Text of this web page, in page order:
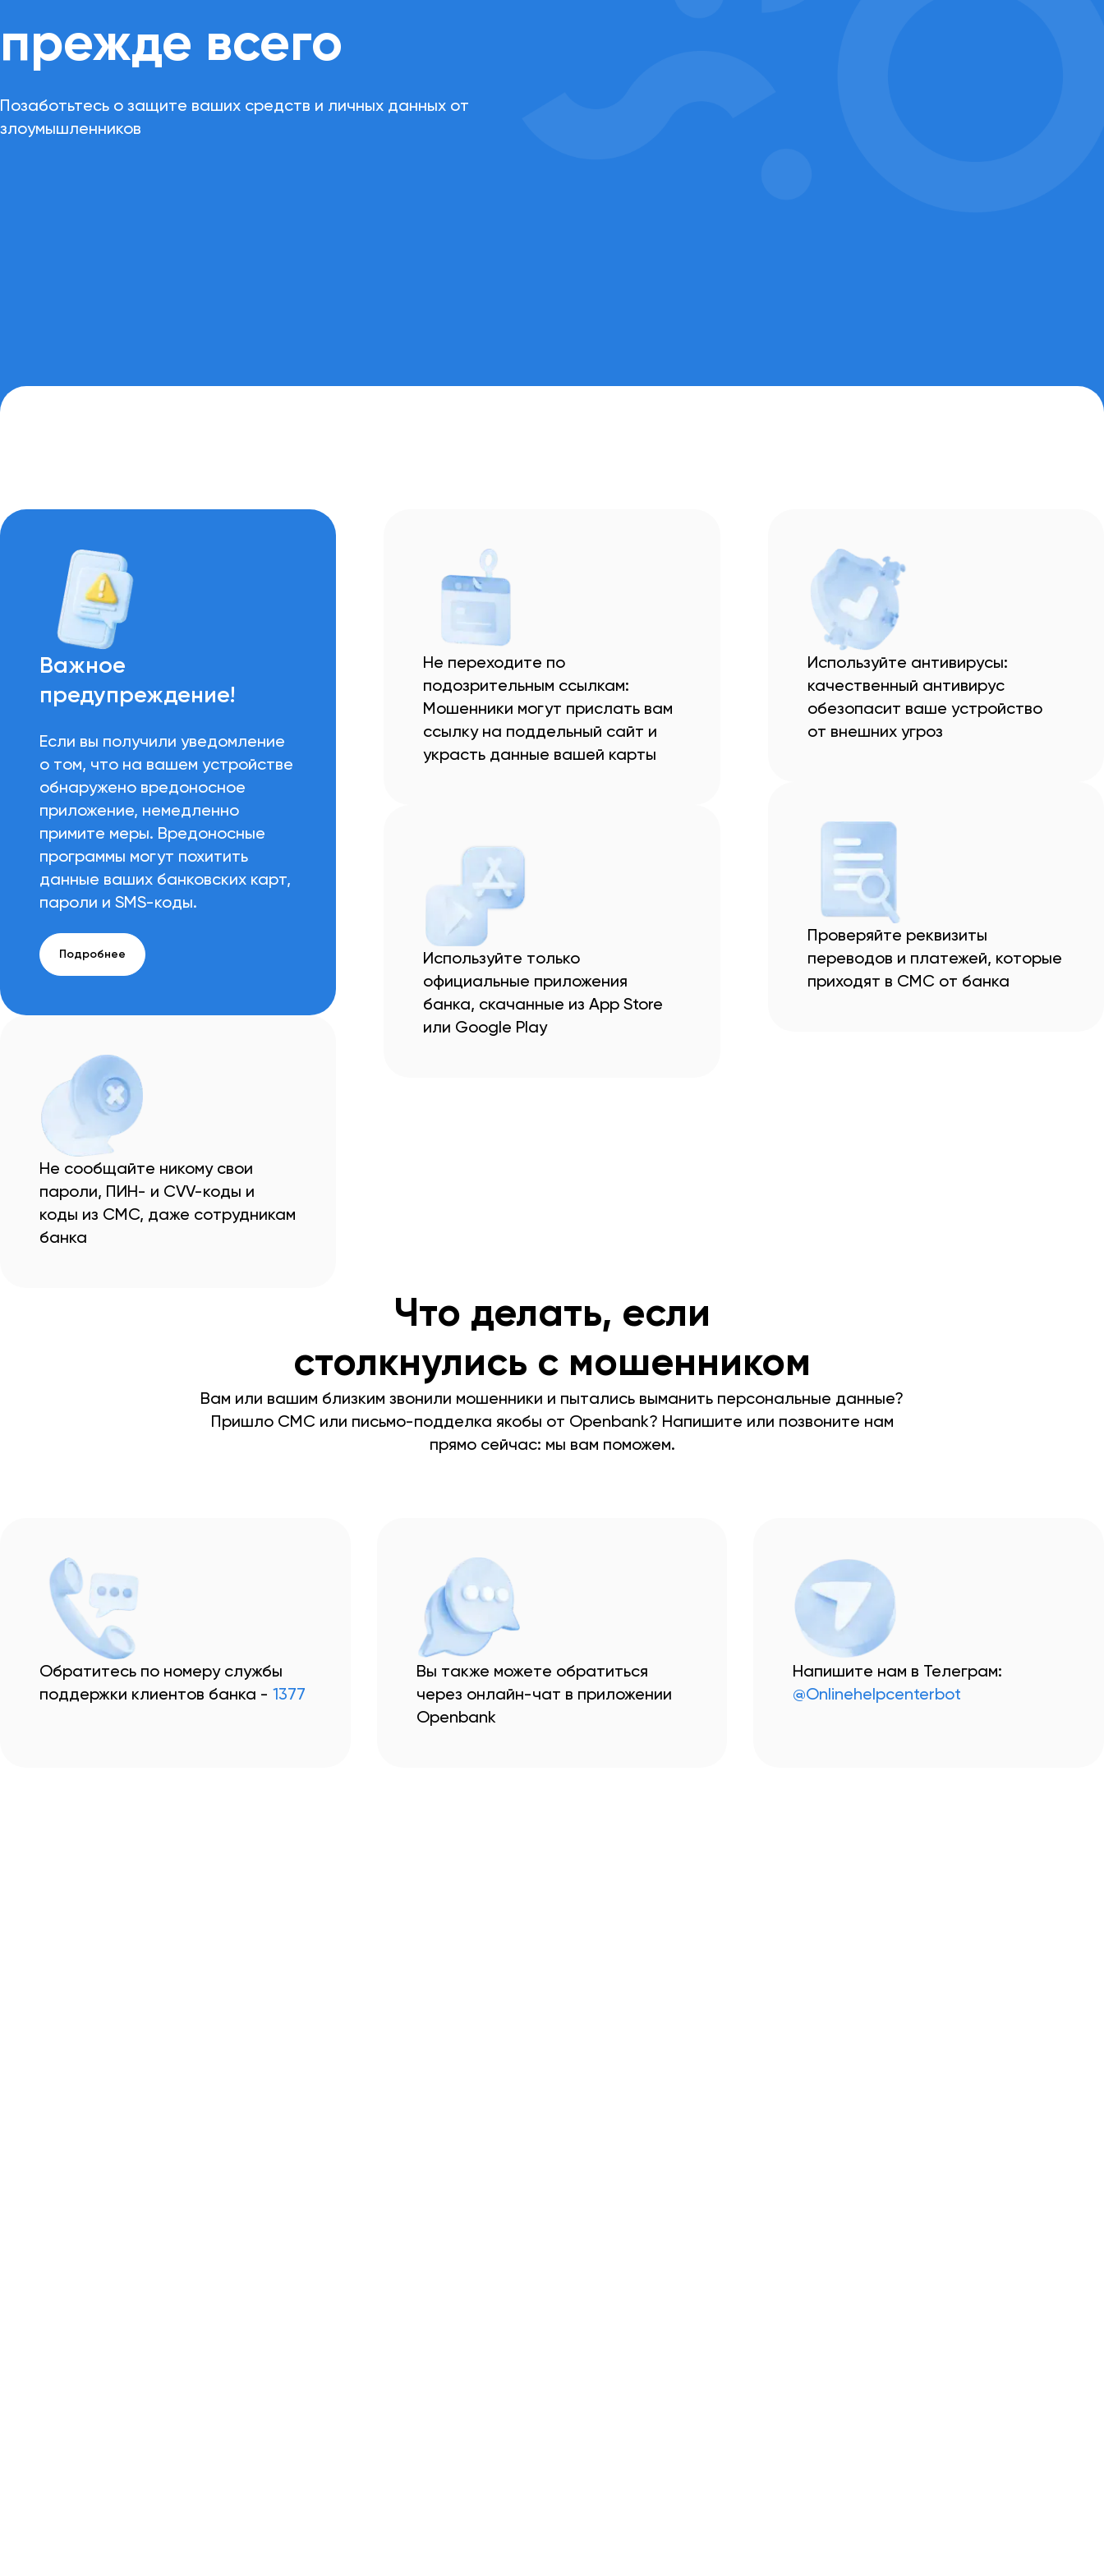
прежде всего
Позаботьтесь о защите ваших средств и личных данных от
злоумышленников
Важное
предупреждение!
Если вы получили уведомление
о том, что на вашем устройстве
обнаружено вредоносное
приложение, немедленно
примите меры. Вредоносные
программы могут похитить
данные ваших банковских карт,
пароли и SMS-коды.
Подробнее
Не сообщайте никому свои
пароли, ПИН- и CVV-коды и
коды из СМС, даже сотрудникам
банка
Не переходите по
подозрительным ссылкам:
Мошенники могут прислать вам
ссылку на поддельный сайт и
украсть данные вашей карты
Используйте только
официальные приложения
банка, скачанные из App Store
или Google Play
Используйте антивирусы:
качественный антивирус
обезопасит ваше устройство
от внешних угроз
Проверяйте реквизиты
переводов и платежей, которые
приходят в СМС от банка
Что делать, если
столкнулись с мошенником
Вам или вашим близким звонили мошенники и пытались выманить персональные данные?
Пришло СМС или письмо-подделка якобы от Openbank? Напишите или позвоните нам
прямо сейчас: мы вам поможем.
Обратитесь по номеру службы
поддержки клиентов банка - 1377
Вы также можете обратиться
через онлайн-чат в приложении
Openbank
Напишите нам в Телеграм:
@Onlinehelpcenterbot